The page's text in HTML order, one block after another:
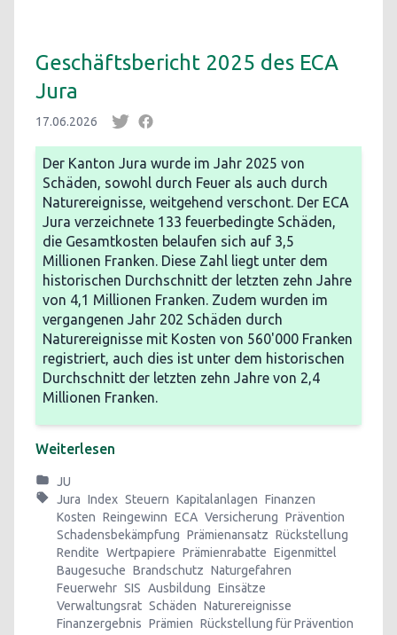
Geschäftsbericht 2025 des ECA
Jura
17.06.2026
Der Kanton Jura wurde im Jahr 2025 von
Schäden, sowohl durch Feuer als auch durch
Naturereignisse, weitgehend verschont. Der ECA
Jura verzeichnete 133 feuerbedingte Schäden,
die Gesamtkosten belaufen sich auf 3,5
Millionen Franken. Diese Zahl liegt unter dem
historischen Durchschnitt der letzten zehn Jahre
von 4,1 Millionen Franken. Zudem wurden im
vergangenen Jahr 202 Schäden durch
Naturereignisse mit Kosten von 560'000 Franken
registriert, auch dies ist unter dem historischen
Durchschnitt der letzten zehn Jahre von 2,4
Millionen Franken.
Weiterlesen
JU
Jura Index Steuern Kapitalanlagen Finanzen
Kosten Reingewinn ECA Versicherung Prävention
Schadensbekämpfung Prämienansatz Rückstellung
Rendite Wertpapiere Prämienrabatte Eigenmittel
Baugesuche Brandschutz Naturgefahren
Feuerwehr SIS Ausbildung Einsätze
Verwaltungsrat Schäden Naturereignisse
Finanzergebnis Prämien Rückstellung für Prävention